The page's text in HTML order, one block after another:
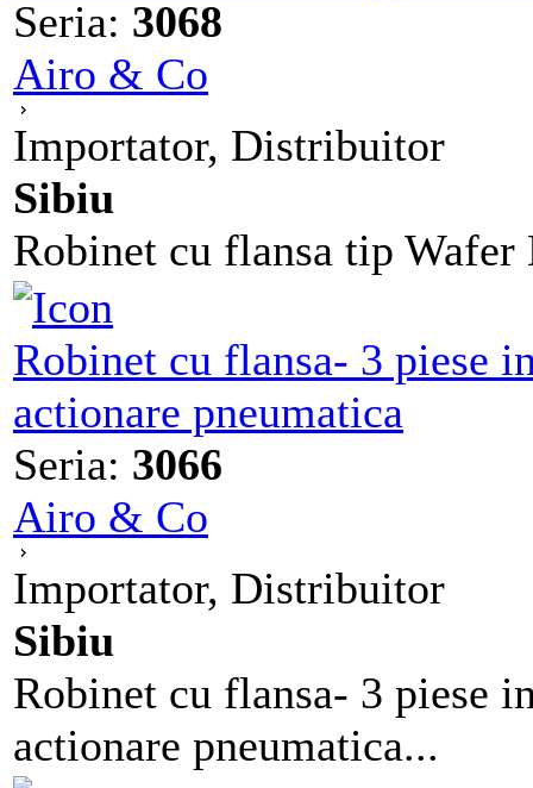
Seria: 3068
Airo & Co
Importator, Distribuitor
Sibiu
Robinet cu flansa tip
Robinet cu flansa- 3 piese
actionare pneumatica
Seria: 3066
Airo & Co
Importator, Distribuitor
Sibiu
Robinet cu flansa- 3 piese
actionare pneumatica...